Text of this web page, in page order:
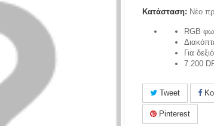
Κατάσταση: Νέο
RGB
Για
7.200
Tweet
Pinterest